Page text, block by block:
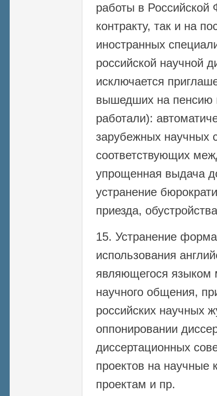
работы в Российской
контракту, так и на
иностранных
российской научной
исключается
вышедших на пенсию
работали):
зарубежных научных
соответствующих
упрощенная выдача
устранение
приезда,
15. Устранение
использования
являющегося языком
научного общения,
российских научных
оппонировании
диссертационных
проектов на научные
проектам и пр.